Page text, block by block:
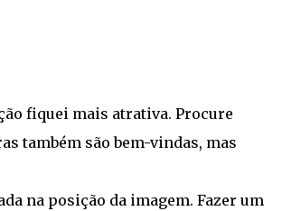
fiquei mais atrativa. Procure
também são bem-vindas, mas
na posição da imagem. Fazer um